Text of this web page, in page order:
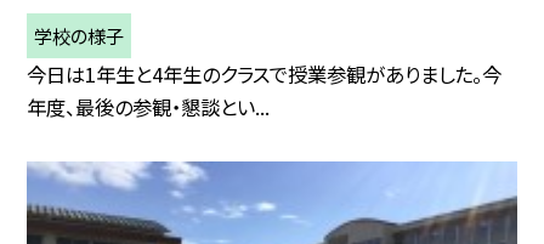
学校の様子
今日は1年生と4年生のクラスで授業参観がありました。今
年度、最後の参観・懇談とい...